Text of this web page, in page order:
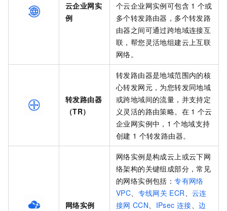
云企业网实
例
个云企业网实例可包含 1 个或
多个转发路由器，多个转发路
由器之间可通过跨地域连接互
联，帮您灵活地组建云上互联
网络。
转发路由器
（TR）
转发路由器是地域范围内的核
心转发网元，为您转发同地域
或跨地域间的流量，并支持定
义灵活的路由策略。在 1 个云
企业网实例中，1 个地域支持
创建 1 个转发路由器。
网络实例
网络实例是构成云上或云下网
络架构的关键组成部分，常见
的网络实例包括：专有网络
VPC、 专线网关 ECR、云连
接网 CCN、 IPsec 连接、边